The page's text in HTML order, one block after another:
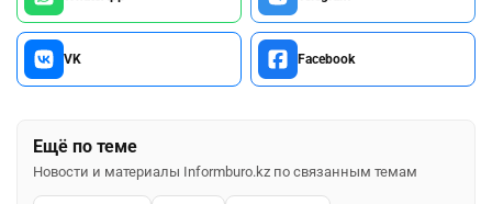
VK Facebook
Ещё по теме
Новости и материалы Informburo.kz по связанным темам